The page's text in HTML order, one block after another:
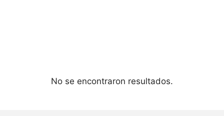
No se encontraron resultados.